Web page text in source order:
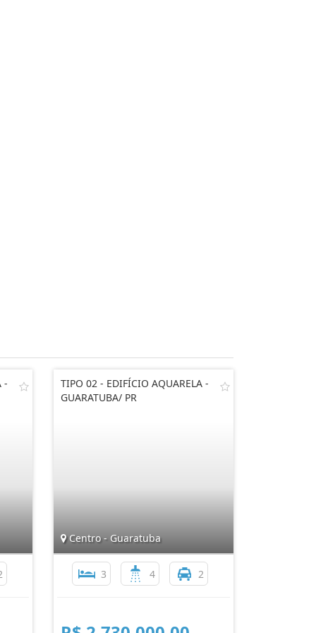
-
TIPO 02 - EDIFÍCIO AQUARELA -
GUARATUBA/ PR
Centro - Guaratuba
3 4 2